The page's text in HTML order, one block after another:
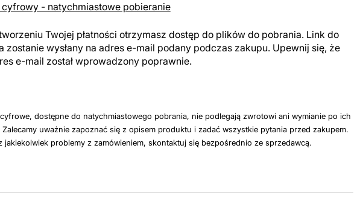
cyfrowy - natychmiastowe pobieranie
Twojej płatności otrzymasz dostęp do plików do pobrania. Link do
zostanie wysłany na adres e-mail podany podczas zakupu. Upewnij się, że
e-mail został wprowadzony poprawnie.
dostępne do natychmiastowego pobrania, nie podlegają zwrotowi ani wymianie po ich
uważnie zapoznać się z opisem produktu i zadać wszystkie pytania przed zakupem.
jakiekolwiek problemy z zamówieniem, skontaktuj się bezpośrednio ze sprzedawcą.